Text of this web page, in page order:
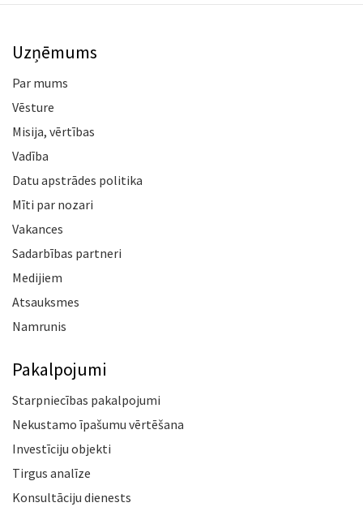
Uzņēmums
Par mums
Vēsture
Misija, vērtības
Vadība
Datu apstrādes politika
Mīti par nozari
Vakances
Sadarbības partneri
Medijiem
Atsauksmes
Namrunis
Pakalpojumi
Starpniecības pakalpojumi
Nekustamo īpašumu vērtēšana
Investīciju objekti
Tirgus analīze
Konsultāciju dienests